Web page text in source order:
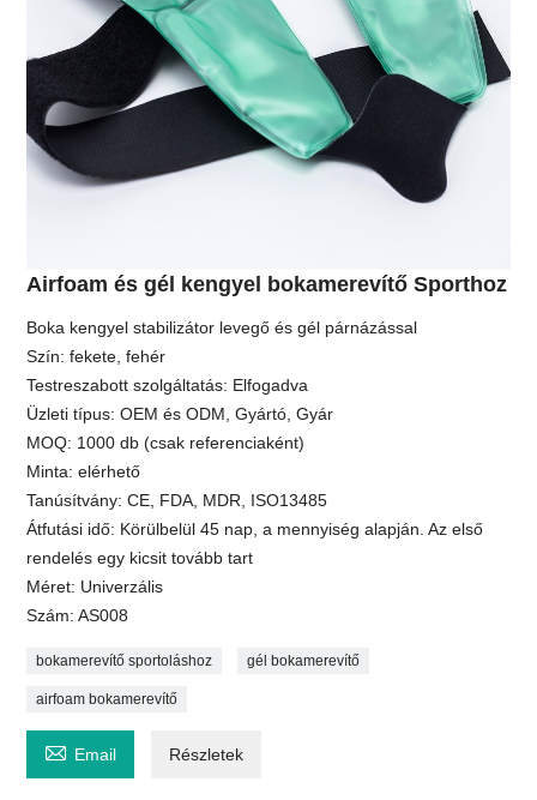
Airfoam és gél kengyel bokamerevítő Sporthoz
Boka kengyel stabilizátor levegő és gél párnázással
Szín: fekete, fehér
Testreszabott szolgáltatás: Elfogadva
Üzleti típus: OEM és ODM, Gyártó, Gyár
MOQ: 1000 db (csak referenciaként)
Minta: elérhető
Tanúsítvány: CE, FDA, MDR, ISO13485
Átfutási idő: Körülbelül 45 nap, a mennyiség alapján. Az első
rendelés egy kicsit tovább tart
Méret: Univerzális
Szám: AS008
bokamerevítő sportoláshoz gél bokamerevítő
airfoam bokamerevítő
 Email Részletek